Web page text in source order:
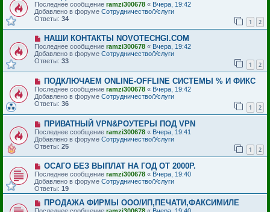
о
б
щ
н
е
о
в
о
е
с
о
б
щ
н
е
Последнее сообщение ramzi300678 « Вчера, 19:42
Добавлено в форуме Сотрудничество/Услуги
Ответы: 34 1 2
Н
о
в
о
с
о
б
щ
н
е
НАШИ КОНТАКТЫ NOVOTECHGI.COM
Последнее сообщение ramzi300678 « Вчера, 19:42
Добавлено в форуме Сотрудничество/Услуги
Ответы: 33 1 2
Н
о
в
о
е
с
о
о
б
щ
н
и
е
ПОДКЛЮЧАЕМ ONLINE-OFFLINE СИСТЕМЫ % И ФИКС
Последнее сообщение ramzi300678 « Вчера, 19:42
Добавлено в форуме Сотрудничество/Услуги
Ответы: 36 1 2
Н
о
в
о
е
с
о
о
б
щ
е
н
и
ПРИВАТНЫЙ VPN&РОУТЕРЫ ПОД VPN
Последнее сообщение ramzi300678 « Вчера, 19:41
Добавлено в форуме Сотрудничество/Услуги
Ответы: 25 1 2
Н
о
в
о
е
с
ОСАГО БЕЗ ВЫПЛАТ НА ГОД ОТ 2000Р.
Последнее сообщение ramzi300678 « Вчера, 19:40
Добавлено в форуме Сотрудничество/Услуги
Ответы: 19
Н
о
ПРОДАЖА ФИРМЫ ООО/ИП,ПЕЧАТИ,ФАКСИМИЛЕ